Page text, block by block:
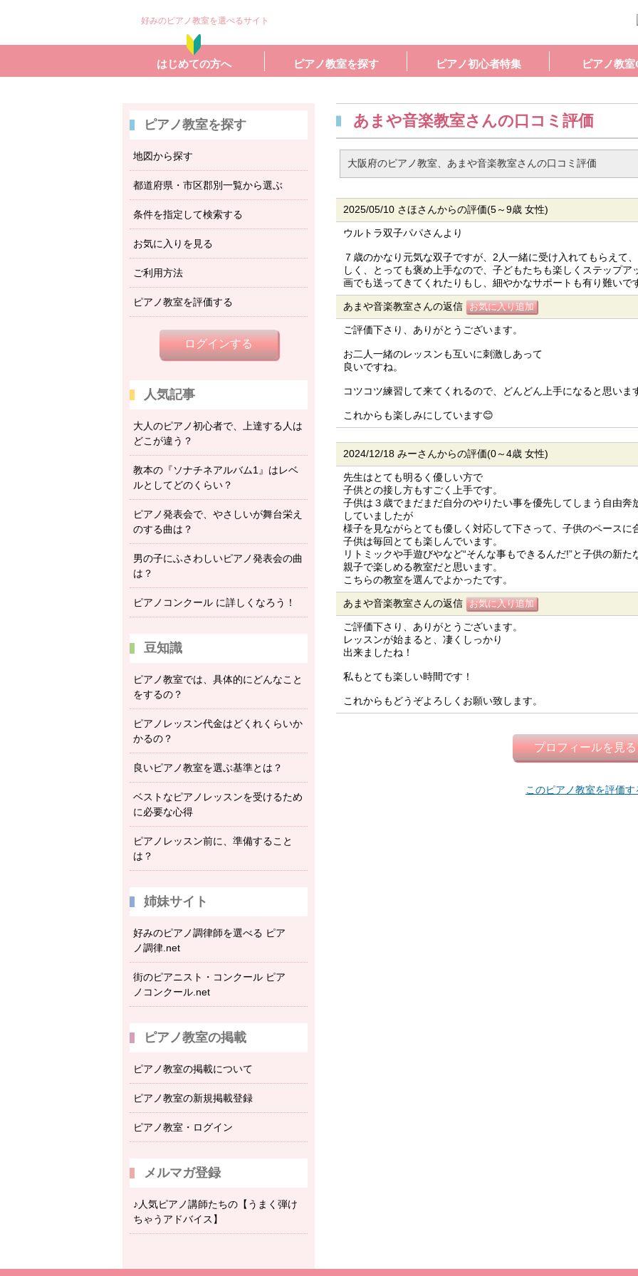
好みのピアノ教室を選べるサイト
はじめての方へ ピアノ教室を探す ピアノ初心者特集 ピアノ教
あまや音楽教室さんの口コミ評価
大阪府のピアノ教室、あまや音楽教室さんの口コミ評価
2025/05/10 さほさんからの評価(5～9歳 女性)
ウルトラ双子パパさんより
７歳のかなり元気な双子ですが、2人一緒に受け入れてもらえて
しく、とっても褒め上手なので、子どもたちも楽しくステップ
画でも送ってきてくれたりもし、細やかなサポートも有り難いで
あまや音楽教室さんの返信
ご評価下さり、ありがとうございます。
お二人一緒のレッスンも互いに刺激しあって
良いですね。
コツコツ練習して来てくれるので、どんどん上手になると思いま
これからも楽しみにしています😊
2024/12/18 みーさんからの評価(0～4歳 女性)
先生はとても明るく優しい方で
子供との接し方もすごく上手です。
子供は３歳でまだまだ自分のやりたい事を優先してしまう自由
していましたが
様子を見ながらとても優しく対応して下さって、子供のペースに
子供は毎回とても楽しんでいます。
リトミックや手遊びやなど“そんな事もできるんだ!”と子供の新た
親子で楽しめる教室だと思います。
こちらの教室を選んでよかったです。
あまや音楽教室さんの返信
ご評価下さり、ありがとうございます。
レッスンが始まると、凄くしっかり
出来ましたね！
私もとても楽しい時間です！
これからもどうぞよろしくお願い致します。
プロフィールを見る
このピアノ教室を評価す
ピアノ教室を探す
地図から探す
都道府県・市区郡別一覧から選ぶ
条件を指定して検索する
お気に入りを見る
ご利用方法
ピアノ教室を評価する
ログインする
人気記事
大人のピアノ初心者で、上達する人は
どこが違う？
教本の『ソナチネアルバム1』はレベ
ルとしてどのくらい？
ピアノ発表会で、やさしいが舞台栄え
のする曲は？
男の子にふさわしいピアノ発表会の曲
は？
ピアノコンクール に詳しくなろう！
豆知識
ピアノ教室では、具体的にどんなこと
をするの？
ピアノレッスン代金はどくれくらいか
かるの？
良いピアノ教室を選ぶ基準とは？
ベストなピアノレッスンを受けるため
に必要な心得
ピアノレッスン前に、準備すること
は？
姉妹サイト
好みのピアノ調律師を選べる ピア
ノ調律.net
街のピアニスト・コンクール ピア
ノコンクール.net
ピアノ教室の掲載
ピアノ教室の掲載について
ピアノ教室の新規掲載登録
ピアノ教室・ログイン
メルマガ登録
♪人気ピアノ講師たちの【うまく弾け
ちゃうアドバイス】